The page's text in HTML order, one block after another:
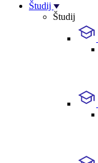
Študij
Študij